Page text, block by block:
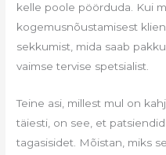
kelle poole pöörduda. Kui
kogemusnõustamisest
sekkumist, mida saab
vaimse tervise spetsialist.
Teine asi, millest mul on
täiesti, on see, et
tagasisidet. Mõistan, miks